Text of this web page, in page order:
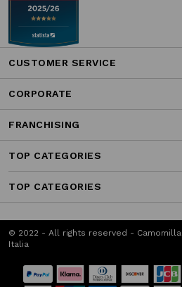
CUSTOMER SERVICE
CORPORATE
FRANCHISING
TOP CATEGORIES
TOP CATEGORIES
© 2022 - All rights reserved - Camomilla
Italia